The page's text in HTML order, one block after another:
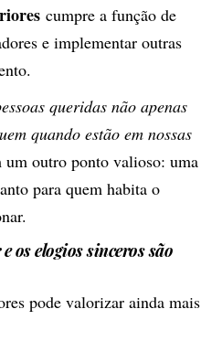
cumpre a função de
e implementar outras
queridas não apenas
quando estão em nossas
um outro ponto valioso: uma
para quem habita o
os elogios sinceros são
pode valorizar ainda mais